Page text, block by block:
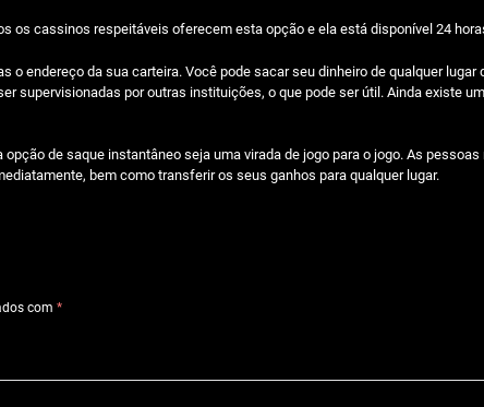
os cassinos respeitáveis oferecem esta opção e ela está disponível 24
o endereço da sua carteira. Você pode sacar seu dinheiro de qualquer
supervisionadas por outras instituições, o que pode ser útil. Ainda existe
de saque instantâneo seja uma virada de jogo para o jogo. As
bem como transferir os seus ganhos para qualquer lugar.
com *